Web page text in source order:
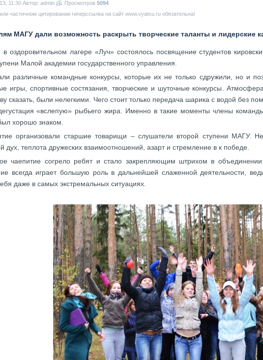
11:30 Автор: admin Просмотров 5094
частичном цитировании гиперссылка на сайт www.vyatsu.ru обязательна!
МАГУ дали возможность раскрыть творческие таланты и лидерские
в оздоровительном лагере «Луч» состоялось посвящение студентов
Малой академии государственного управления.
различные командные конкурсы, которые их не только сдружили, но и
игры, спортивные состязания, творческие и шуточные конкурсы.
сказать, были нелегкими. Чего стоит только передача шарика с водой без
«вслепую» рыбьего жира. Именно в такие моменты члены команды
хорошо знаком.
организовали старшие товарищи – слушатели второй ступени МАГУ.
дух, теплота дружеских взаимоотношений, азарт и стремление в к победе.
чаепитие согрело ребят и стало закрепляющим штрихом в
всегда играет большую роль в дальнейшей слаженной деятельности,
даже в самых экстремальных ситуациях.